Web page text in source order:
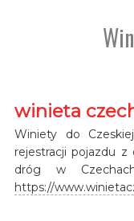
winieta
Winiety do
rejestracji pojazdu z
dróg w
https://